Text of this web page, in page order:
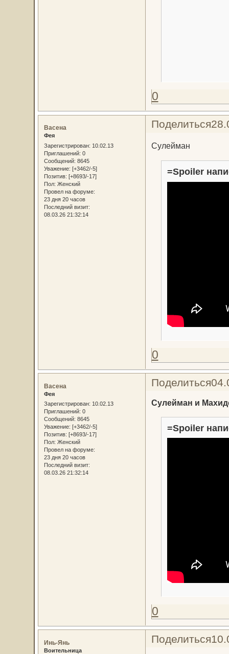
0
Поделиться
Васена
Фея
Зарегистрирован: 10.02.13
Приглашений: 0
Сообщений: 8645
Уважение: [+3462/-5]
Позитив: [+8693/-17]
Пол: Женский
Провел на форуме:
23 дня 20 часов
Последний визит:
08.03.26 21:32:14
Сулейман
=Spoiler
0
Поделиться
Васена
Фея
Зарегистрирован: 10.02.13
Приглашений: 0
Сообщений: 8645
Уважение: [+3462/-5]
Позитив: [+8693/-17]
Пол: Женский
Провел на форуме:
23 дня 20 часов
Последний визит:
08.03.26 21:32:14
Сулейман и
=Spoiler
0
Поделиться
Инь-Янь
Воительница